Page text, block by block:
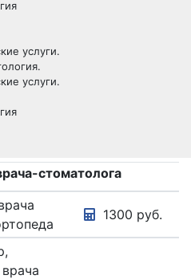
услуги.
услуги.
стоматолога
1300 руб.